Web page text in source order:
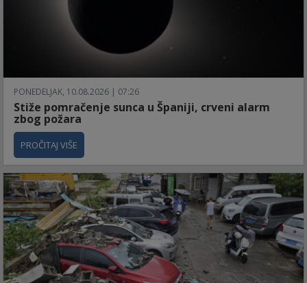
PONEDELJAK, 10.08.2026 | 07:26
Stiže pomračenje sunca u Španiji, crveni alarm
zbog požara
PROČITAJ VIŠE